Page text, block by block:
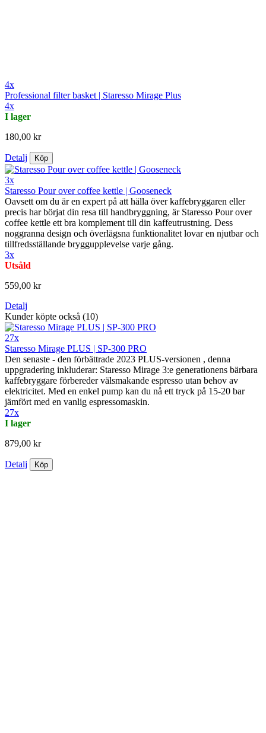
4x
Professional filter basket | Staresso Mirage Plus
4x
I lager
180,00 kr
Detalj Köp
3x
Staresso Pour over coffee kettle | Gooseneck
Oavsett om du är en expert på att hälla över kaffebryggaren eller
precis har börjat din resa till handbryggning, är Staresso Pour over
coffee kettle ett bra komplement till din kaffeutrustning. Dess
noggranna design och överlägsna funktionalitet lovar en njutbar och
tillfredsställande bryggupplevelse varje gång.
3x
Utsåld
559,00 kr
Detalj
Kunder köpte också (10)
27x
Staresso Mirage PLUS | SP-300 PRO
Den senaste - den förbättrade 2023 PLUS-versionen , denna
uppgradering inkluderar: Staresso Mirage 3:e generationens bärbara
kaffebryggare förbereder välsmakande espresso utan behov av
elektricitet. Med en enkel pump kan du nå ett tryck på 15-20 bar
jämfört med en vanlig espressomaskin.
27x
I lager
879,00 kr
Detalj Köp